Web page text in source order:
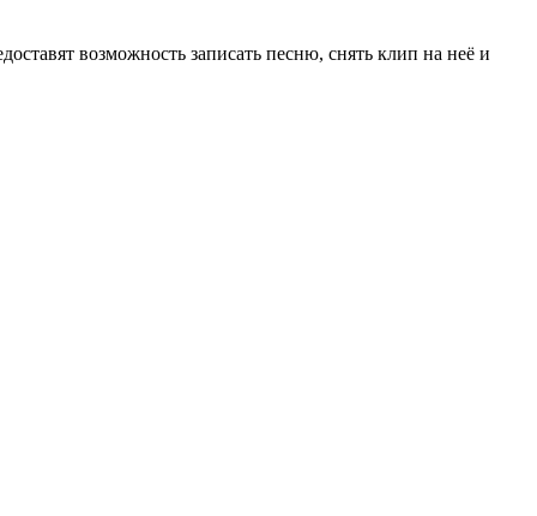
возможность записать песню, снять клип на неё и